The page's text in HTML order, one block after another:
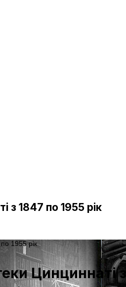
з 1847 по 1955 рік
1955 рік
Цинциннаті